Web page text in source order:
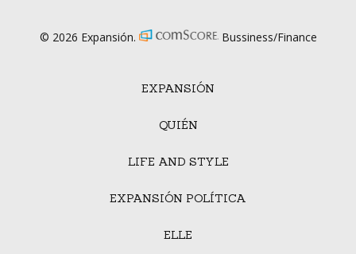
EXPANSIÓN
QUIÉN
LIFE AND STYLE
EXPANSIÓN POLÍTICA
ELLE
© 2026 Expansión. Bussiness/Finance